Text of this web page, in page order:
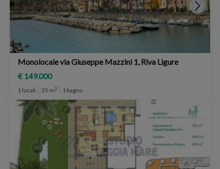
Monolocale via Giuseppe Mazzini 1, Riva Ligure
€ 149.000
1 locali 35 m2 1 bagno